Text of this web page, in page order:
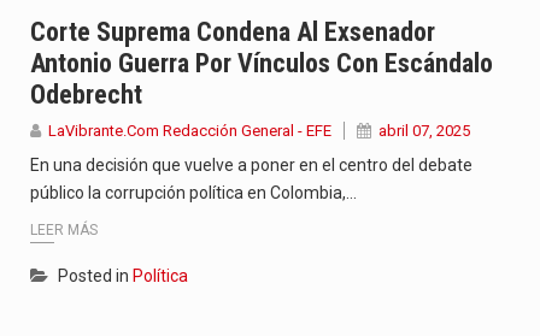
La cantautora venezolana Joaquina vuelve a sorprender a sus seguidores…
La investigación por la muerte de Kevin Arley Acosta Pico,…
Corte Suprema Condena Al Exsenador
Antonio Guerra Por Vínculos Con Escándalo
Odebrecht
LaVibrante.Com Redacción General - EFE abril 07, 2025
En una decisión que vuelve a poner en el centro del debate
público la corrupción política en Colombia,…
LEER MÁS
Posted in Política